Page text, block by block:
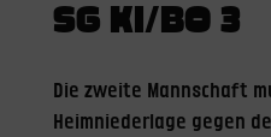
SG KI/BO 3
Die zweite Mannschaft
Heimniederlage gegen